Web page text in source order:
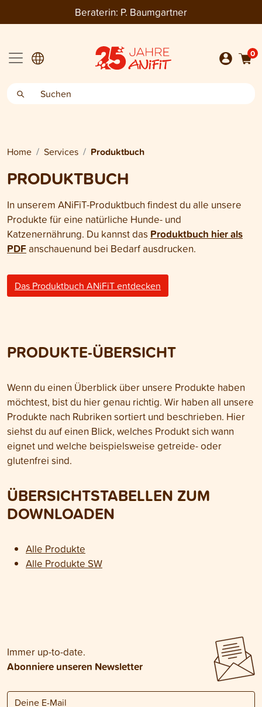
Beraterin: P. Baumgartner
0
Home Services Produktbuch
PRODUKTBUCH
In unserem ANiFiT-Produktbuch findest du alle unsere
Produkte für eine natürliche Hunde- und
Katzenernährung. Du kannst das Produktbuch hier als
PDF anschauenund bei Bedarf ausdrucken.
Das Produktbuch ANiFiT entdecken
PRODUKTE-ÜBERSICHT
Wenn du einen Überblick über unsere Produkte haben
möchtest, bist du hier genau richtig. Wir haben all unsere
Produkte nach Rubriken sortiert und beschrieben. Hier
siehst du auf einen Blick, welches Produkt sich wann
eignet und welche beispielsweise getreide- oder
glutenfrei sind.
ÜBERSICHTSTABELLEN ZUM
DOWNLOADEN
Alle Produkte
Alle Produkte SW
Immer up-to-date.
Abonniere unseren Newsletter